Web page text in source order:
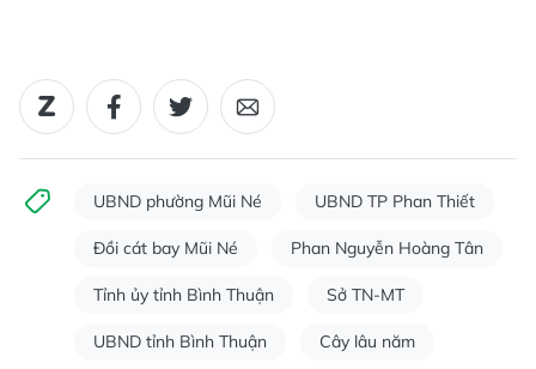
UBND phường Mũi Né UBND TP Phan Thiết
Đồi cát bay Mũi Né Phan Nguyễn Hoàng Tân
Tỉnh ủy tỉnh Bình Thuận Sở TN-MT
UBND tỉnh Bình Thuận Cây lâu năm